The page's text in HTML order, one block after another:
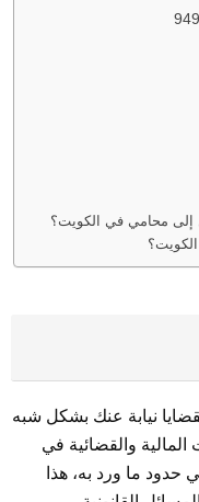
إلى محامي في الكويت؟
نيابة عنك بشكل شبه
والقضائية في
حدود ما ورد به، هذا